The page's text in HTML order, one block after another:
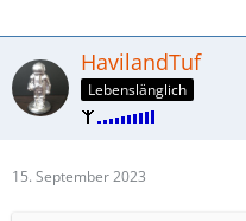
HavilandTuf
Lebenslänglich
15. September 2023